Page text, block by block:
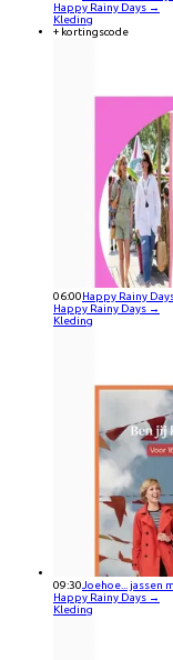
Happy Rainy Days →
Kleding
+ kortingscode
06:00Happy Rainy
Happy Rainy Days →
Kleding
09:30Joehoe... jassen
Happy Rainy Days →
Kleding